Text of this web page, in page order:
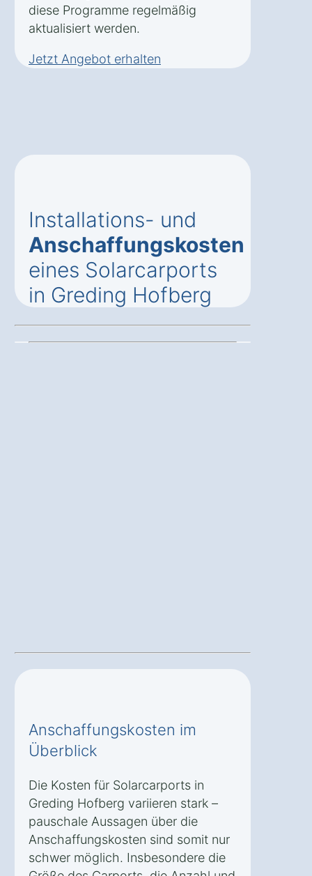
diese Programme regelmäßig
aktualisiert werden.
Jetzt Angebot erhalten
Installations- und
Anschaffungskosten
eines Solarcarports
in Greding Hofberg
Anschaffungskosten im
Überblick
Die Kosten für Solarcarports in
Greding Hofberg variieren stark –
pauschale Aussagen über die
Anschaffungskosten sind somit nur
schwer möglich. Insbesondere die